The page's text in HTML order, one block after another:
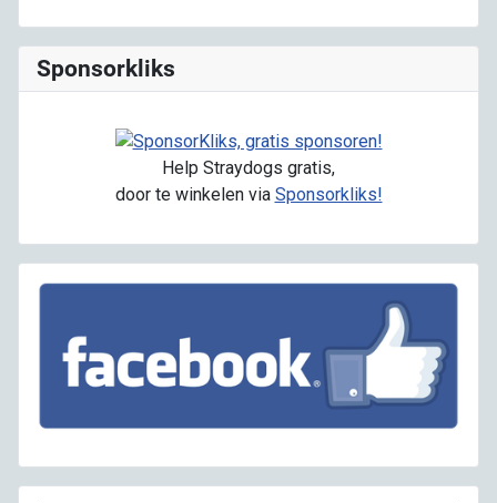
Sponsorkliks
Help Straydogs gratis,
door te winkelen via Sponsorkliks!